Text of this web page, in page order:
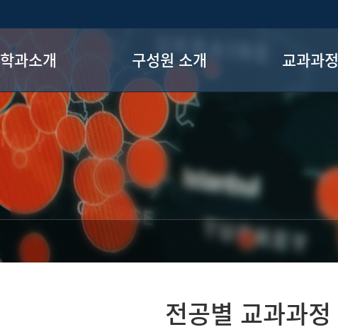
학과소개
학과 소개
오시는 길
구성원 소개
교수진
구성원 소개
대학원생
교과과정
전공로드맵
전공별 교과과정